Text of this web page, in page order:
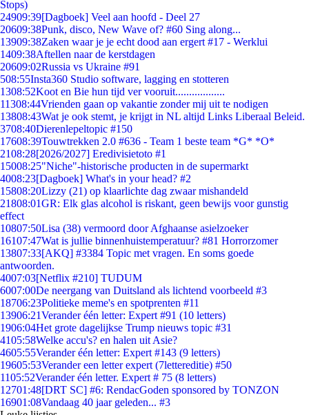
Stops)
24909:39[Dagboek] Veel aan hoofd - Deel 27
20609:38Punk, disco, New Wave of? #60 Sing along...
13909:38Zaken waar je je echt dood aan ergert #17 - Werklui
1409:38Aftellen naar de kerstdagen
20609:02Russia vs Ukraine #91
508:55Insta360 Studio software, lagging en stotteren
1308:52Koot en Bie hun tijd ver vooruit..................
11308:44Vrienden gaan op vakantie zonder mij uit te nodigen
13808:43Wat je ook stemt, je krijgt in NL altijd Links Liberaal Beleid.
3708:40Dierenlepeltopic #150
17608:39Touwtrekken 2.0 #636 - Team 1 beste team *G* *O*
2108:28[2026/2027] Eredivisietoto #1
15008:25"Niche"-historische producten in de supermarkt
4008:23[Dagboek] What's in your head? #2
15808:20Lizzy (21) op klaarlichte dag zwaar mishandeld
21808:01GR: Elk glas alcohol is riskant, geen bewijs voor gunstig
effect
10807:50Lisa (38) vermoord door Afghaanse asielzoeker
16107:47Wat is jullie binnenhuistemperatuur? #81 Horrorzomer
13807:33[AKQ] #3384 Topic met vragen. En soms goede
antwoorden.
4007:03[Netflix #210] TUDUM
6007:00De neergang van Duitsland als lichtend voorbeeld #3
18706:23Politieke meme's en spotprenten #11
13906:21Verander één letter: Expert #91 (10 letters)
1906:04Het grote dagelijkse Trump nieuws topic #31
4105:58Welke accu's? en halen uit Asie?
4605:55Verander één letter: Expert #143 (9 letters)
19605:53Verander een letter expert (7lettereditie) #50
1105:52Verander één letter. Expert # 75 (8 letters)
12701:48[DRT SC] #6: RendacGoden sponsored by TONZON
16901:08Vandaag 40 jaar geleden... #3